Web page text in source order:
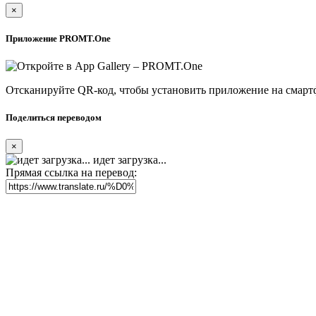
×
Приложение PROMT.One
Отсканируйте QR-код, чтобы установить приложение на
Поделиться переводом
×
идет загрузка...
Прямая ссылка на перевод: